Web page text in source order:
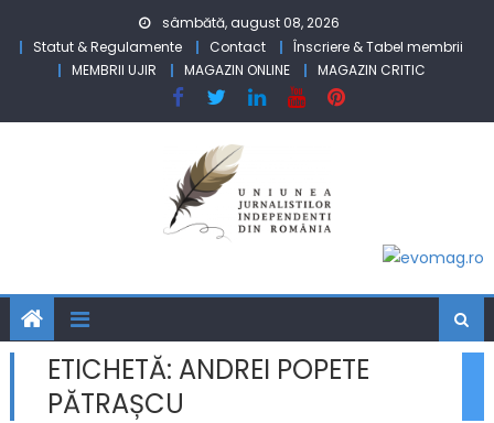
sâmbătă, august 08, 2026
Statut & Regulamente
Contact
Înscriere & Tabel membrii
MEMBRII UJIR
MAGAZIN ONLINE MAGAZIN CRITIC
ETICHETĂ: ANDREI POPETE
PĂTRAȘCU